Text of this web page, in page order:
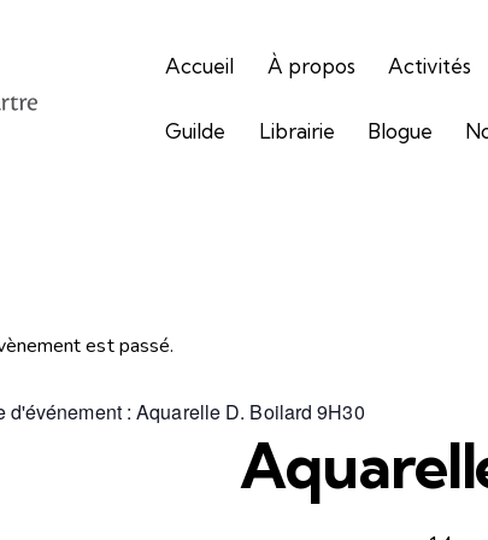
Accueil À propos Activités
Guilde Librairie Blogue
est passé.
d'événement :Aquarelle D. Boilard 9H30